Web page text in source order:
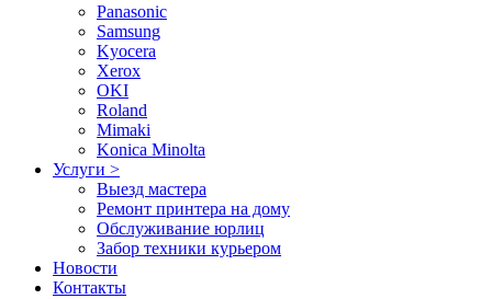
Panasonic
Samsung
Kyocera
Xerox
OKI
Roland
Mimaki
Konica Minolta
Услуги >
Выезд мастера
Ремонт принтера на дому
Обслуживание юрлиц
Забор техники курьером
Новости
Контакты